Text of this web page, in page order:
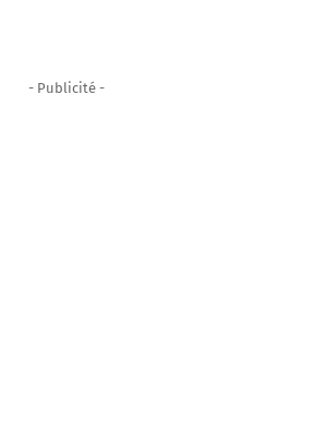
- Publicité -